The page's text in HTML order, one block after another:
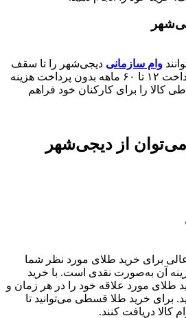
وام سازمانی دیجی‌شهر را تا سقف
۱۲ تا ۶۰
ماهه بدون پرداخت هزینه
کالا را برای کارکنان خود فراهم
از دیجی‌شهر
برای خرید طلای مورد نظر شما
آن به‌صورت نقدی است. با خرید
طلای مورد علاقه خود را در هر زمان و
برای خرید طلا قسطی می‌توانید تا